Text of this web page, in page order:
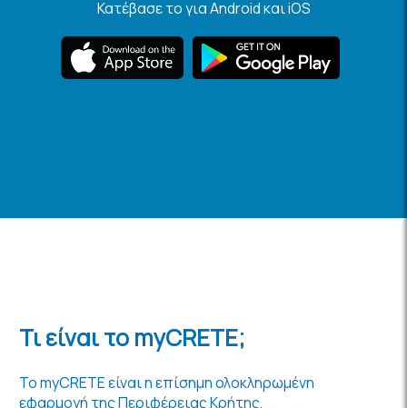
Κατέβασε το για Android και iOS
Τι είναι το myCRETE;
Το myCRETE είναι η επίσημη ολοκληρωμένη
εφαρμογή της Περιφέρειας Κρήτης,